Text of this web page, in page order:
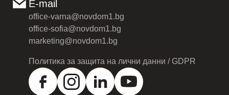
E-mail
office-varna@novdom1.bg
office-sofia@novdom1.bg
marketing@novdom1.bg
Политика за защита на лични данни / GDPR